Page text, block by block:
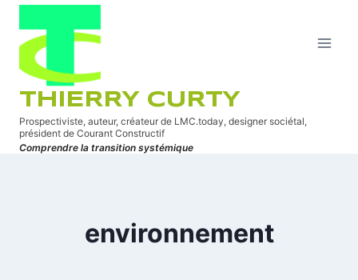
Aller
contenu
THIERRY CURTY
Prospectiviste, auteur, créateur de LMC.today, designer sociétal,
président de Courant Constructif
Comprendre la transition systémique
environnement